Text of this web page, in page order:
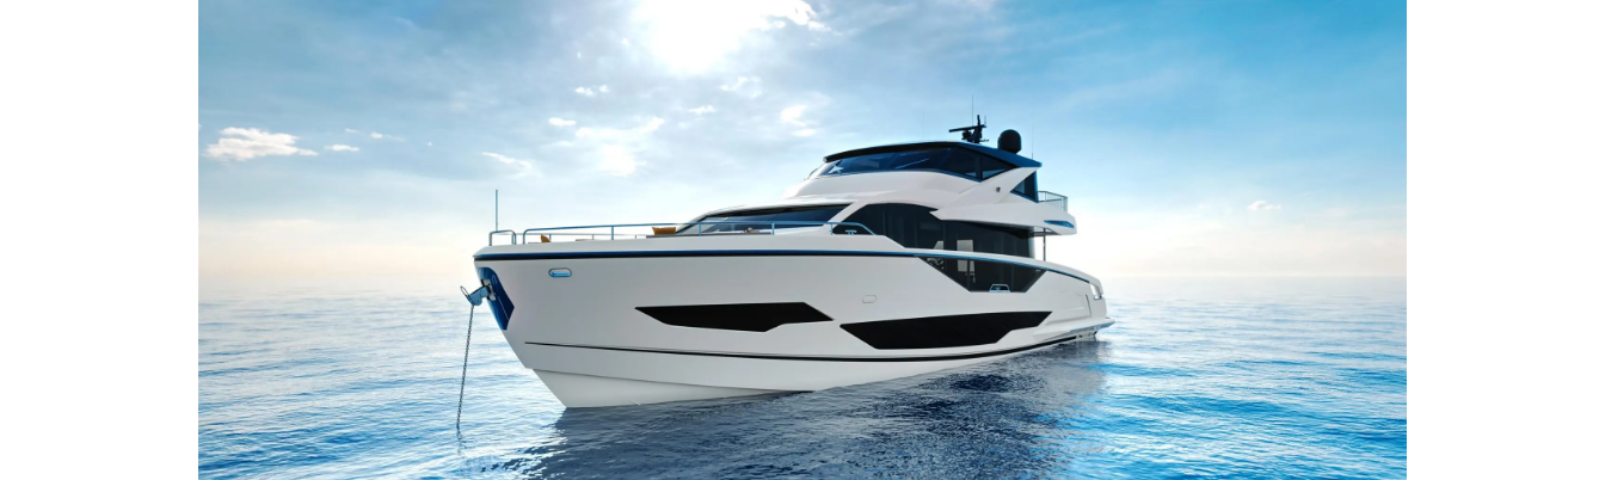
Information
Standort Karte
Rechtliches
Privacy Policy
Die Firma
Brokerage